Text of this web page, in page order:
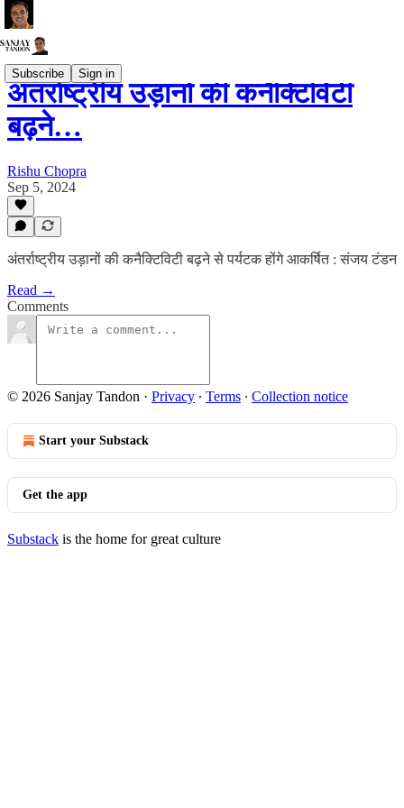
Subscribe Sign in
अंतर्राष्ट्रीय उड़ानों की कनैक्टिविटी
बढ़ने…
Rishu Chopra
Sep 5, 2024
अंतर्राष्ट्रीय उड़ानों की कनैक्टिविटी बढ़ने से पर्यटक होंगे आकर्षित : संजय टंडन
Read →
Comments
© 2026 Sanjay Tandon · Privacy ∙ Terms ∙ Collection notice
Start your Substack
Get the app
Substack is the home for great culture